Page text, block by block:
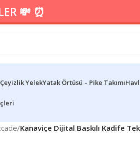
💸 ⏰
Çeyizlik YelekYatak Örtüsü – Pike Takımı
/Kanaviçe Dijital Baskılı Kadife